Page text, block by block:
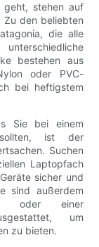
geht, stehen auf
Zu den beliebten
die alle
bestehen aus
oder PVC-
bei heftigstem
Sie bei einem
sollten, ist der
Suchen
Laptopfach
sicher und
sind außerdem
oder einer
um
zu bieten.